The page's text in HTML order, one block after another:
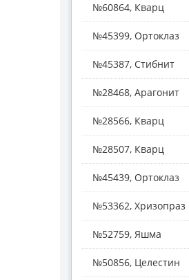
№60864, Кварц
№45399, Ортоклаз
№45387, Стибнит
№28468, Арагонит
№28566, Кварц
№28507, Кварц
№45439, Ортоклаз
№53362, Хризопраз
№52759, Яшма
№50856, Целестин